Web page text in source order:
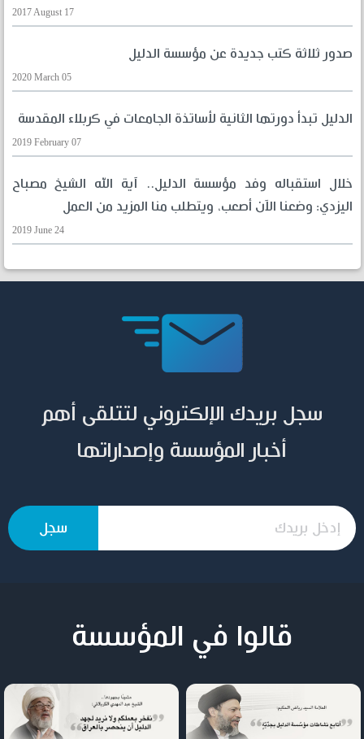
2017 August 17
صدور ثلاثة كتب جديدة عن مؤسسة الدليل
2020 March 05
الدليل تبدأ دورتها الثانية لأساتذة الجامعات في كربلاء المقدسة
2019 February 07
خلال استقباله وفد مؤسسة الدليل.. آية الله الشيخ مصباح
اليزدي: وضعنا الآن أصعب، ويتطلب منا المزيد من العمل
2019 June 24
سجل بريدك الإلكتروني لتتلقى أهم
أخبار المؤسسة وإصداراتها
قالوا في المؤسسة